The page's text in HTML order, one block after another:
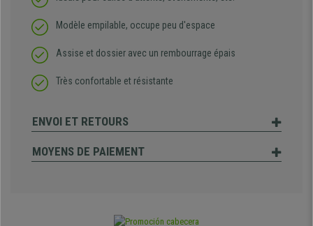
Modèle empilable, occupe peu d'espace
Assise et dossier avec un rembourrage épais
Très confortable et résistante
ENVOI ET RETOURS
MOYENS DE PAIEMENT